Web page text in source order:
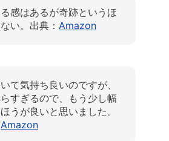
感はあるが奇跡というほ
い。出典： Amazon
て気持ち良いのですが、
すぎるので、もう少し幅
うが良いと思いました。
Amazon